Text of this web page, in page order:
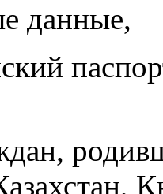
паспорт